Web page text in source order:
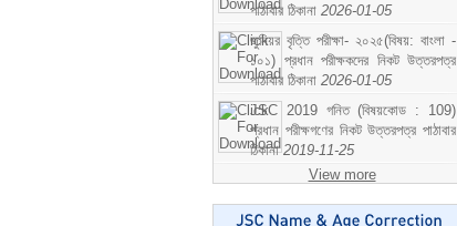
পাঠাবার ঠিকানা 2026-01-05
জুনিয়র বৃত্তি পরীক্ষা- ২০২৫(বিষয়: বাংলা -
১০১) প্রধান পরীক্ষকদের নিকট উত্তরপত্র
পাঠাবার ঠিকানা 2026-01-05
JSC 2019 গনিত (বিষয়কোড : 109)
প্রধান পরীক্ষগণের নিকট উত্তরপত্র পাঠাবার
ঠিকানা2019-11-25
View more